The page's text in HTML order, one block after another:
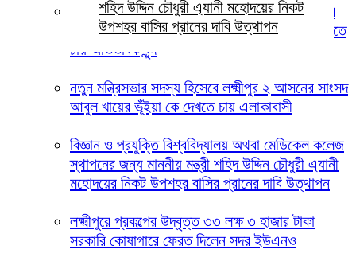
শহিদ উদ্দিন চৌধুরী এ্যানী মহোদয়ের নিকট
উপশহর বাসির প্রানের দাবি উত্থাপন
লক্ষ্মীপুরের দালাল বাজার ডিগ্রি কলেজ পরিচালনা পর্ষদের
সভাপতি হিসেবে ইকবাল হোসেন চৌধুরী জুয়েল কে দেখতে
চায় অভিভাবক বৃন্দ
নতুন মন্ত্রিসভার সদস্য হিসেবে লক্ষ্মীপুর ২ আসনের সাংসদ
আবুল খায়ের ভূঁইয়া কে দেখতে চায় এলাকাবাসী
বিজ্ঞান ও প্রযুক্তি বিশ্ববিদ্যালয় অথবা মেডিকেল কলেজ
স্থাপনের জন্য মাননীয় মন্ত্রী শহিদ উদ্দিন চৌধুরী এ্যানী
মহোদয়ের নিকট উপশহর বাসির প্রানের দাবি উত্থাপন
লক্ষ্মীপুরে প্রকল্পের উদ্বৃত্ত ৩৩ লক্ষ ৩ হাজার টাকা
সরকারি কোষাগারে ফেরত দিলেন সদর ইউএনও